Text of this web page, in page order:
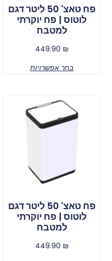
פח טאצ' 50 ליטר דגם
לוטוס | פח יוקרתי
למטבח
449.90 ₪
בחר אפשרויות
פח טאצ' 50 ליטר דגם
לוטוס | פח יוקרתי
למטבח
449.90 ₪